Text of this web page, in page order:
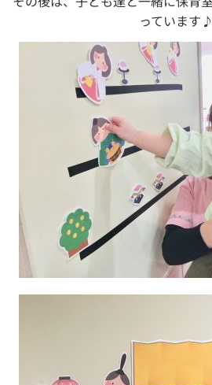
っています♪